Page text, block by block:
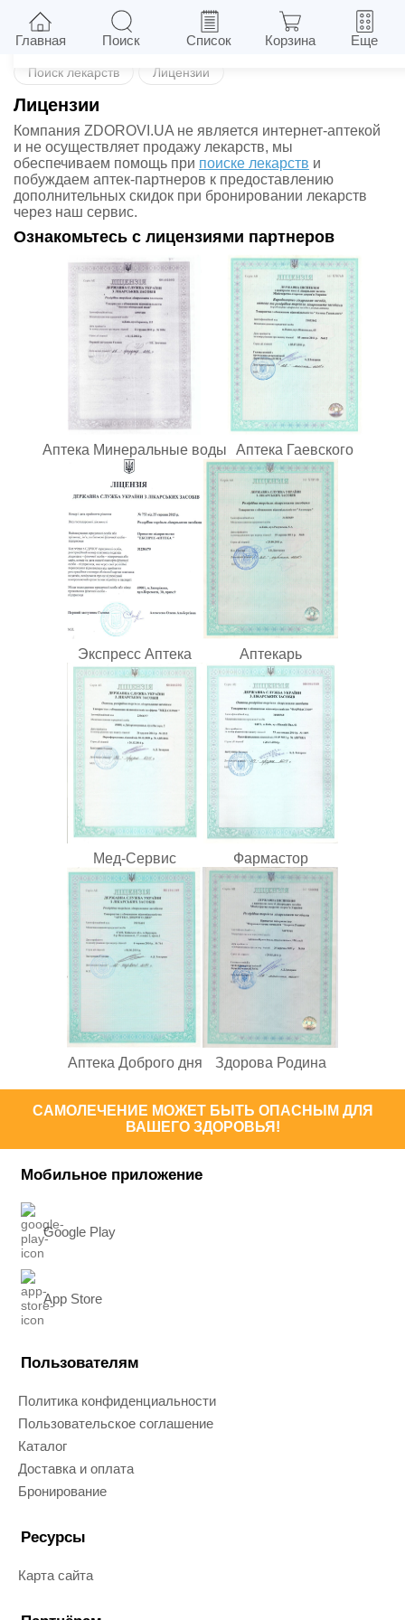
Назад
Поиск лекарств Лицензии
Лицензии
Компания ZDOROVI.UA не является интернет-аптекой
и не осуществляет продажу лекарств, мы
обеспечиваем помощь при поиске лекарств и
побуждаем аптек-партнеров к предоставлению
дополнительных скидок при бронировании лекарств
через наш сервис.
Ознакомьтесь с лицензиями партнеров
Аптека Минеральные воды Аптека Гаевского
Экспресс Аптека Аптекарь
Мед-Сервис Фармастор
Аптека Доброго дня Здорова Родина
САМОЛЕЧЕНИЕ МОЖЕТ БЫТЬ ОПАСНЫМ ДЛЯ
ВАШЕГО ЗДОРОВЬЯ!
Мобильное приложение
Google Play
App Store
Пользователям
Политика конфиденциальности
Пользовательское соглашение
Каталог
Доставка и оплата
Бронирование
Ресурсы
Карта сайта
Главная Поиск Список Корзина Еще